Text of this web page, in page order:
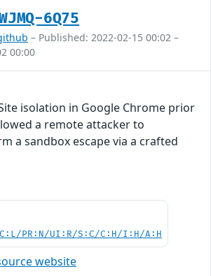
6Q75
– Published: 2022-02-15 00:02 –
00:00
isolation in Google Chrome prior
a remote attacker to
a sandbox escape via a crafted
PR:N/UI:R/S:C/C:H/I:H/A:H
website